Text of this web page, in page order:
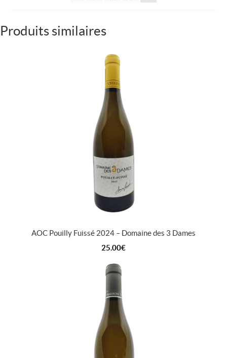
Produits similaires
AOC Pouilly Fuissé 2024 – Domaine des 3 Dames
25.00€